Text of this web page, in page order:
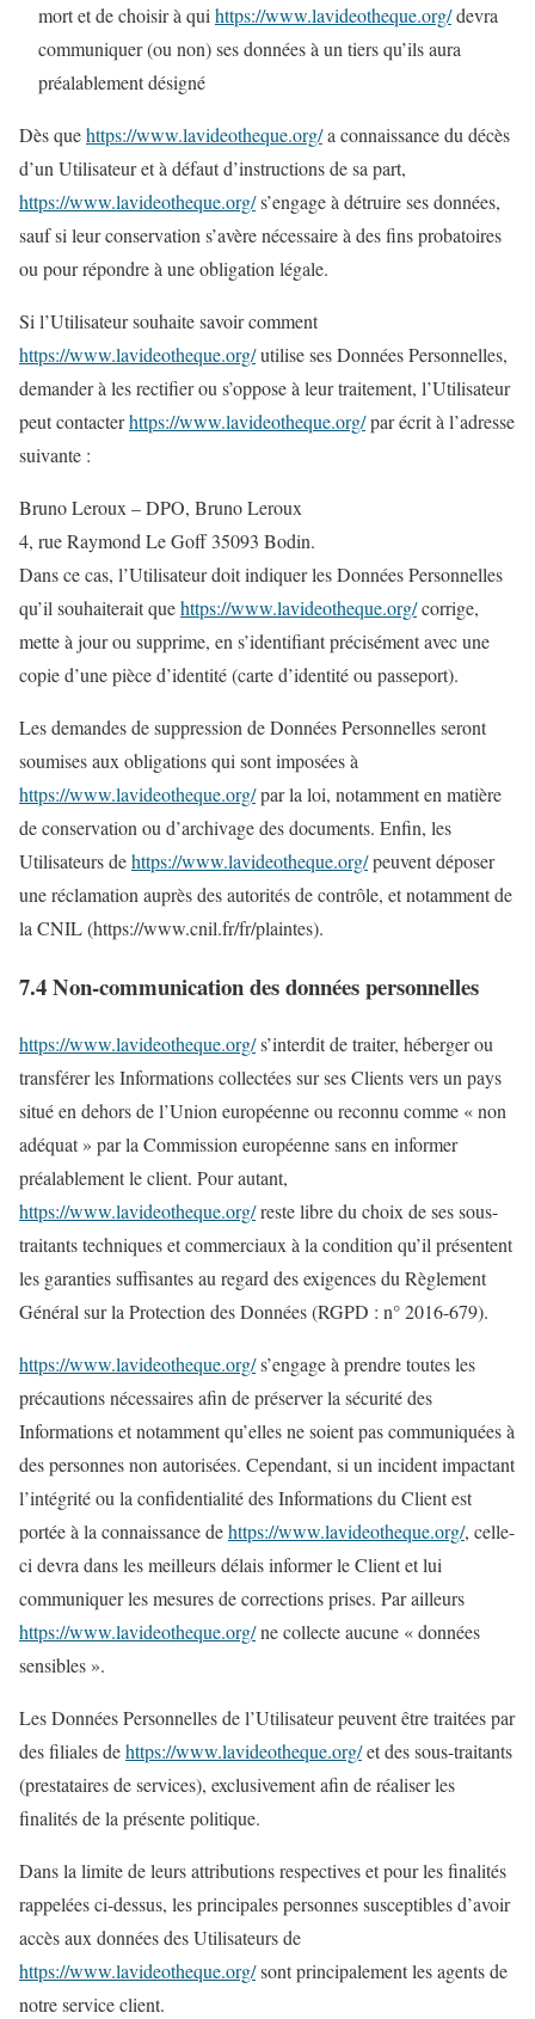
mort et de choisir à qui https://www.lavideotheque.org/devra
communiquer (ou non) ses données à un tiers qu’ils aura
préalablement désigné
Dès quehttps://www.lavideotheque.org/a connaissance du décès
d’un Utilisateur et à défaut d’instructions de sa part,
https://www.lavideotheque.org/s’engage à détruire ses données,
sauf si leur conservation s’avère nécessaire à des fins probatoires
ou pour répondre à une obligation légale.
Si l’Utilisateur souhaite savoir comment
https://www.lavideotheque.org/utilise ses Données Personnelles,
demander à les rectifier ou s’oppose à leur traitement, l’Utilisateur
peut contacterhttps://www.lavideotheque.org/par écrit à l’adresse
suivante :
Bruno Leroux – DPO, Bruno Leroux
4, rue Raymond Le Goff 35093 Bodin.
Dans ce cas, l’Utilisateur doit indiquer les Données Personnelles
qu’il souhaiterait quehttps://www.lavideotheque.org/corrige,
mette à jour ou supprime, en s’identifiant précisément avec une
copie d’une pièce d’identité (carte d’identité ou passeport).
Les demandes de suppression de Données Personnelles seront
soumises aux obligations qui sont imposées à
https://www.lavideotheque.org/par la loi, notamment en matière
de conservation ou d’archivage des documents. Enfin, les
Utilisateurs dehttps://www.lavideotheque.org/peuvent déposer
une réclamation auprès des autorités de contrôle, et notamment de
la CNIL (https://www.cnil.fr/fr/plaintes).
7.4 Non-communication des données personnelles
https://www.lavideotheque.org/s’interdit de traiter, héberger ou
transférer les Informations collectées sur ses Clients vers un pays
situé en dehors de l’Union européenne ou reconnu comme « non
adéquat » par la Commission européenne sans en informer
préalablement le client. Pour autant,
https://www.lavideotheque.org/reste libre du choix de ses sous-
traitants techniques et commerciaux à la condition qu’il présentent
les garanties suffisantes au regard des exigences du Règlement
Général sur la Protection des Données (RGPD : n° 2016-679).
https://www.lavideotheque.org/s’engage à prendre toutes les
précautions nécessaires afin de préserver la sécurité des
Informations et notamment qu’elles ne soient pas communiquées à
des personnes non autorisées. Cependant, si un incident impactant
l’intégrité ou la confidentialité des Informations du Client est
portée à la connaissance dehttps://www.lavideotheque.org/, celle-
ci devra dans les meilleurs délais informer le Client et lui
communiquer les mesures de corrections prises. Par ailleurs
https://www.lavideotheque.org/ne collecte aucune « données
sensibles ».
Les Données Personnelles de l’Utilisateur peuvent être traitées par
des filiales dehttps://www.lavideotheque.org/et des sous-traitants
(prestataires de services), exclusivement afin de réaliser les
finalités de la présente politique.
Dans la limite de leurs attributions respectives et pour les finalités
rappelées ci-dessus, les principales personnes susceptibles d’avoir
accès aux données des Utilisateurs de
https://www.lavideotheque.org/sont principalement les agents de
notre service client.